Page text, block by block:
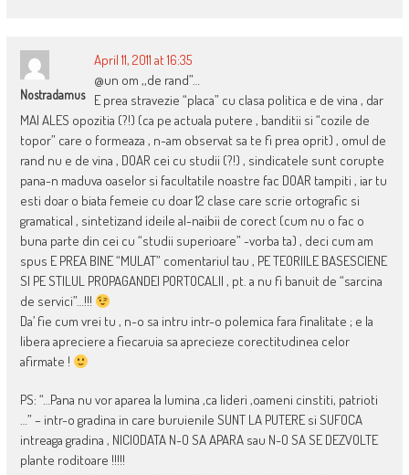
Nostradamus
April 11, 2011 at 16:35
@un om ,,de rand”…
E prea stravezie “placa” cu clasa politica e de vina , dar
MAI ALES opozitia (?!) (ca pe actuala putere , banditii si “cozile de
topor” care o formeaza , n-am observat sa te fi prea oprit) , omul de
rand nu e de vina , DOAR cei cu studii (?!) , sindicatele sunt corupte
pana-n maduva oaselor si facultatile noastre fac DOAR tampiti , iar tu
esti doar o biata femeie cu doar 12 clase care scrie ortografic si
gramatical , sintetizand ideile al-naibii de corect (cum nu o fac o
buna parte din cei cu “studii superioare” -vorba ta) , deci cum am
spus E PREA BINE “MULAT” comentariul tau , PE TEORIILE BASESCIENE
SI PE STILUL PROPAGANDEI PORTOCALII , pt. a nu fi banuit de “sarcina
de servici”…!!!
Da’ fie cum vrei tu , n-o sa intru intr-o polemica fara finalitate ; e la
libera apreciere a fiecaruia sa aprecieze corectitudinea celor
afirmate !
PS: “…Pana nu vor aparea la lumina ,ca lideri ,oameni cinstiti, patrioti
…” – intr-o gradina in care buruienile SUNT LA PUTERE si SUFOCA
intreaga gradina , NICIODATA N-O SA APARA sau N-O SA SE DEZVOLTE
plante roditoare !!!!!